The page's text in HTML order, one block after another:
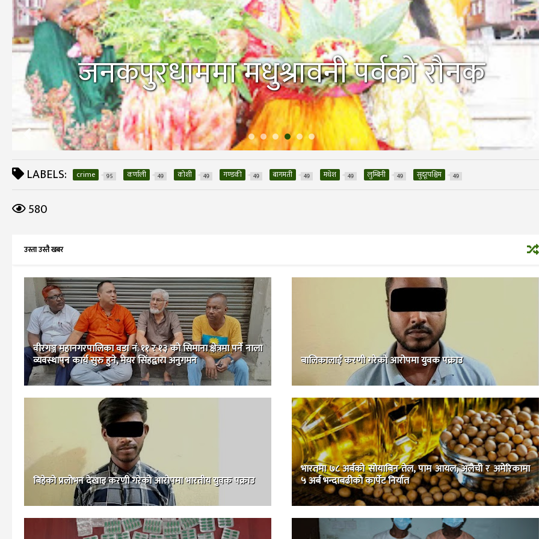
जनकपुरधाममा मधुश्रावनी पर्वको रौनक
LABELS: crime 95 कर्णाली 49 कोशी 49 गण्डकी 49 बागमती 49 मधेश 49 लुम्बिनी 49 सुदूरपश्चिम 49
580
उस्ता उस्तै खबर
वीरगञ्ज महानगरपालिका वडा नं. ११ र १३ को सिमाना क्षेत्रमा पर्ने नाला
व्यवस्थापन कार्य सुरु हुने, मेयर सिंहद्वारा अनुगमन बालिकालाई करणी गरेको आरोपमा युवक पक्राउ
बिहेको प्रलोभन देखाइ करणी गरेको आरोपमा भारतीय युवक पक्राउ
भारतमा ७८ अर्बको साेयाबिन तेल, पाम आयल, अलैची र अमेरिकामा
५ अर्ब भन्दाबढीकाे कार्पेट निर्यात